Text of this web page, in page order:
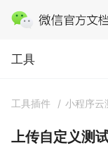
工具
工具
工具插件 / 小程序云
上传自定义测